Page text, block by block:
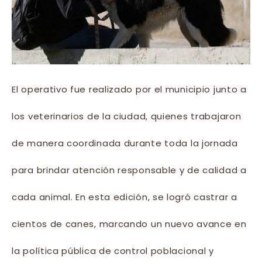
El operativo fue realizado por el municipio junto a
los veterinarios de la ciudad, quienes trabajaron
de manera coordinada durante toda la jornada
para brindar atención responsable y de calidad a
cada animal. En esta edición, se logró castrar a
cientos de canes, marcando un nuevo avance en
la política pública de control poblacional y